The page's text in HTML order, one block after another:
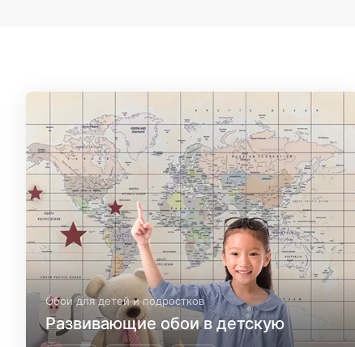
Обои для детей и подростков
Развивающие обои в детскую